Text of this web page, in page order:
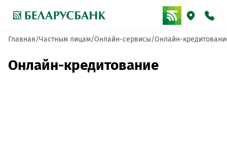
Главная Частным лицам Онлайн-сервисы Онлайн-
Онлайн-кредитование